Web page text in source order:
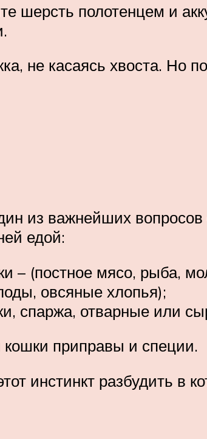
шерсть полотенцем и
не касаясь хвоста. Но
из важнейших
едой:
– (постное мясо, рыба,
овсяные хлопья);
спаржа, отварные или
кошки приправы и специи.
инстинкт разбудить в